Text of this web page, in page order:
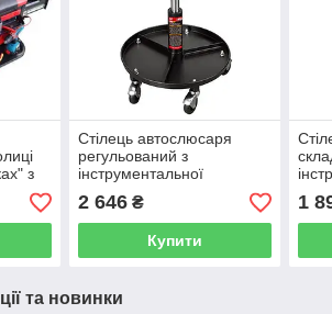
з
Стілець автослюсаря
регульований з
інструментальної
полицею TORIN TR6201A
2 646₴
Купити
1
та новинки